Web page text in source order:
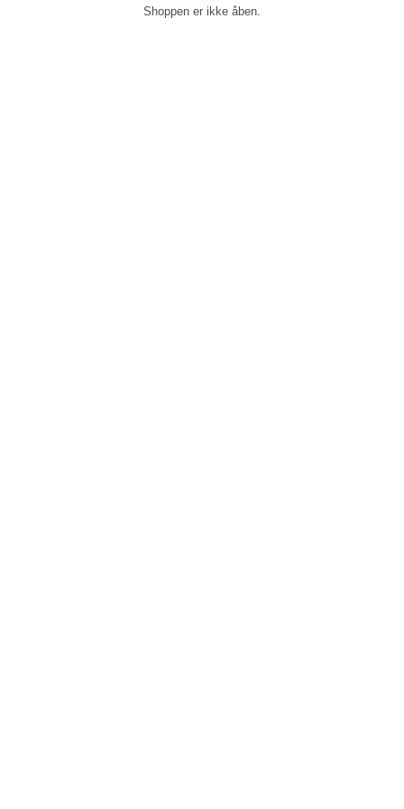
Shoppen er ikke åben.